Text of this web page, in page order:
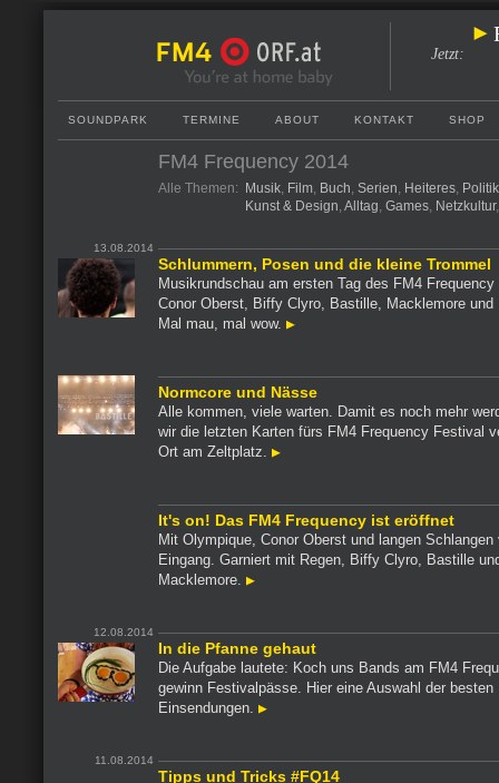
Jetzt:
SOUNDPARK TERMINE ABOUT KONTAKT SHOP
FM4 Frequency 2014
Alle Themen: Musik, Film, Buch, Serien, Heiteres,
Kunst & Design, Alltag, Games, Netzkultur
13.08.2014
Schlummern, Posen und die kleine Trommel
Musikrundschau am ersten Tag des FM4
Conor Oberst, Biffy Clyro, Bastille, Macklemore und
Mal mau, mal wow.
Normcore und Nässe
Alle kommen, viele warten. Damit es noch mehr
wir die letzten Karten fürs FM4 Frequency Festival
Ort am Zeltplatz.
It's on! Das FM4 Frequency ist eröffnet
Mit Olympique, Conor Oberst und langen Schlangen
Eingang. Garniert mit Regen, Biffy Clyro, Bastille
Macklemore.
12.08.2014
In die Pfanne gehaut
Die Aufgabe lautete: Koch uns Bands am FM4
gewinn Festivalpässe. Hier eine Auswahl der besten
Einsendungen.
11.08.2014
Tipps und Tricks #FQ14